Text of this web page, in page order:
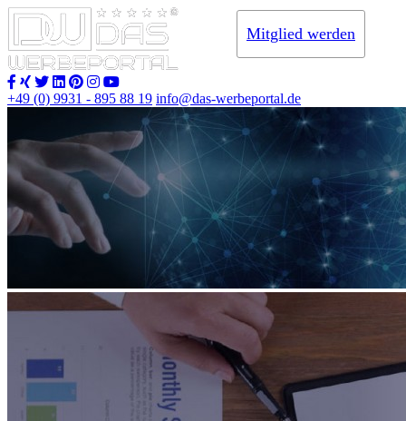
+49 (0) 9931 - 895 88 19 info@das-werbeportal.de
Mitglied werden